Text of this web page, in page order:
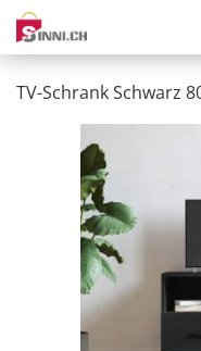
TV-Schrank Schwarz